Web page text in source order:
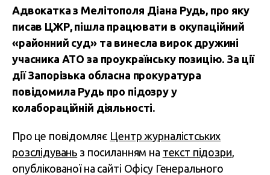
Адвокатка з Мелітополя Діана Рудь, про яку
писав ЦЖР, пішла працювати в окупаційний
«районний суд» та винесла вирок дружині
учасника АТО за проукраїнську позицію. За ції
дії Запорізька обласна прокуратура
повідомила Рудь про підозру у
колабораційній діяльності.
Про це повідомляє Центр журналістських
розслідувань з посиланням на текст підозри,
опублікованої на сайті Офісу Генерального